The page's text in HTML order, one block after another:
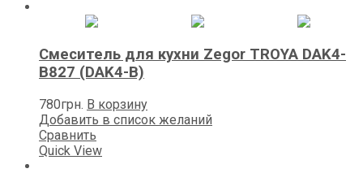
Смеситель для кухни Zegоr TROYA DAK4-
B827 (DAK4-B)
780грн. В корзину
Добавить в список желаний
Сравнить
Quick View